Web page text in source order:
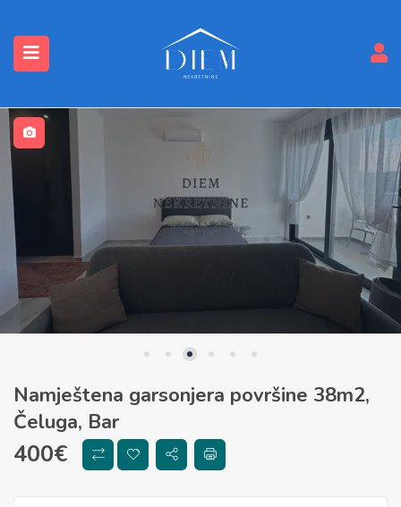
(Nekretnine)
Namještena garsonjera površine 38m2,
Čeluga, Bar
400€